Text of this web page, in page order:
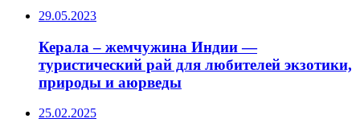
29.05.2023
Керала – жемчужина Индии —
туристический рай для любителей экзотики,
природы и аюрведы
25.02.2025